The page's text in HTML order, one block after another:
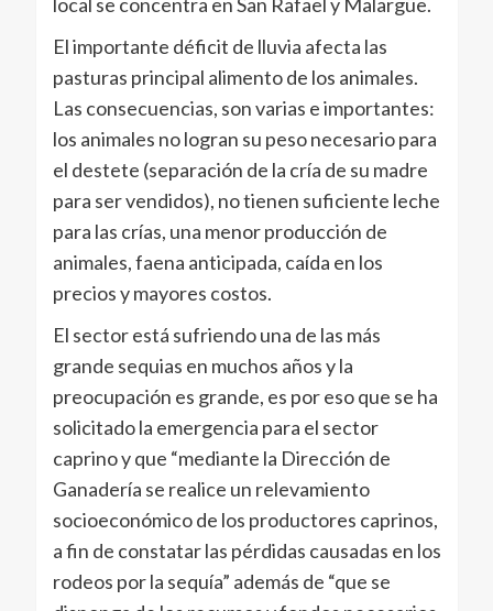
El importante déficit de lluvia afecta las
pasturas principal alimento de los animales.
Las consecuencias, son varias e importantes:
los animales no logran su peso necesario para
el destete (separación de la cría de su madre
para ser vendidos), no tienen suficiente leche
para las crías, una menor producción de
animales, faena anticipada, caída en los
precios y mayores costos.
El sector está sufriendo una de las más
grande sequias en muchos años y la
preocupación es grande, es por eso que se ha
solicitado la emergencia para el sector
caprino y que “mediante la Dirección de
Ganadería se realice un relevamiento
socioeconómico de los productores caprinos,
a fin de constatar las pérdidas causadas en los
rodeos por la sequía” además de “que se